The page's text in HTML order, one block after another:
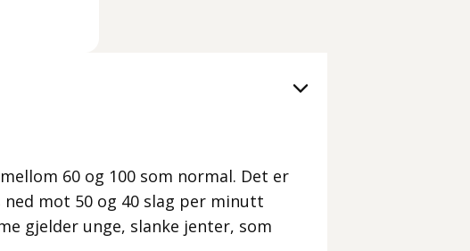
60 og 100 som normal. Det er
mot 50 og 40 slag per minutt
gjelder unge, slanke jenter, som